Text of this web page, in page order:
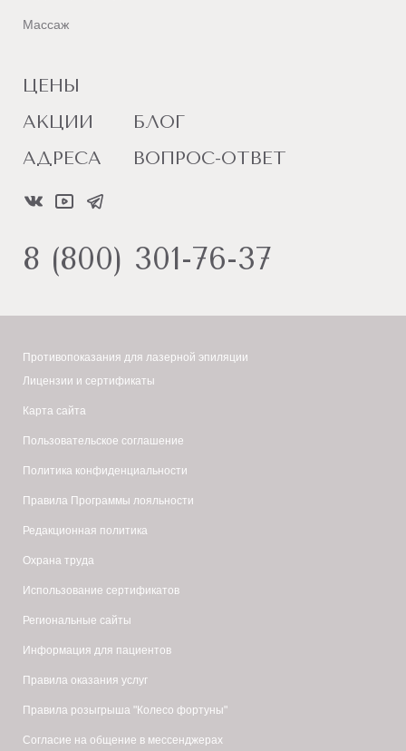
Массаж
ЦЕНЫ
АКЦИИ
АДРЕСА
БЛОГ
ВОПРОС-ОТВЕТ
8 (800) 301-76-37
Противопоказания для лазерной эпиляции
Лицензии и сертификаты
Карта сайта
Пользовательское соглашение
Политика конфиденциальности
Правила Программы лояльности
Редакционная политика
Охрана труда
Использование сертификатов
Региональные сайты
Информация для пациентов
Правила оказания услуг
Правила розыгрыша "Колесо фортуны"
Согласие на общение в мессенджерах